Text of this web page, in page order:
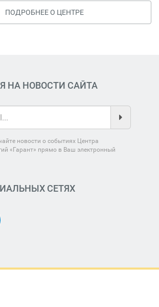
ПОДРОБНЕЕ О ЦЕНТРЕ
НА НОВОСТИ САЙТА
новости о событиях Центра
«Гарант» прямо в Ваш электронный
СЕТЯХ